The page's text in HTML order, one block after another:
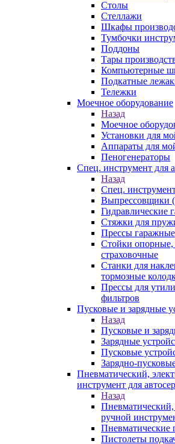
Столы
Стеллажи
Шкафы
Тумбочки
Поддоны
Тары
Компьютерные
Подкатные
Тележки
Моечное оборудование
Назад
Моечное
Установки для
Аппараты для
Пеногенераторы
Спец. инструмент для
Назад
Спец.
Выпрессовщики
Гидравлические
Стяжки для
Прессы гаражные
Стойки опорные,
страховочные
Станки для
тормозные
Прессы для
фильтров
Пусковые и зарядные
Назад
Пусковые и
Зарядные
Пусковые
Зарядно-
Пневматический,
инструмент для
Назад
Пневматический,
ручной
Пневматические
Пистолеты